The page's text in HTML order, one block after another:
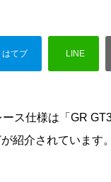
ース仕様は「GR
紹介されています